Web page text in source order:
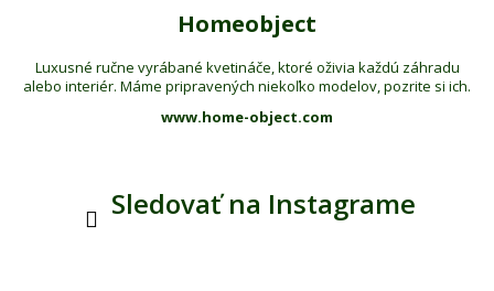
Homeobject
Luxusné ručne vyrábané kvetináče, ktoré oživia každú záhradu
alebo interiér. Máme pripravených niekoľko modelov, pozrite si ich.
www.home-object.com
Sledovať na Instagrame